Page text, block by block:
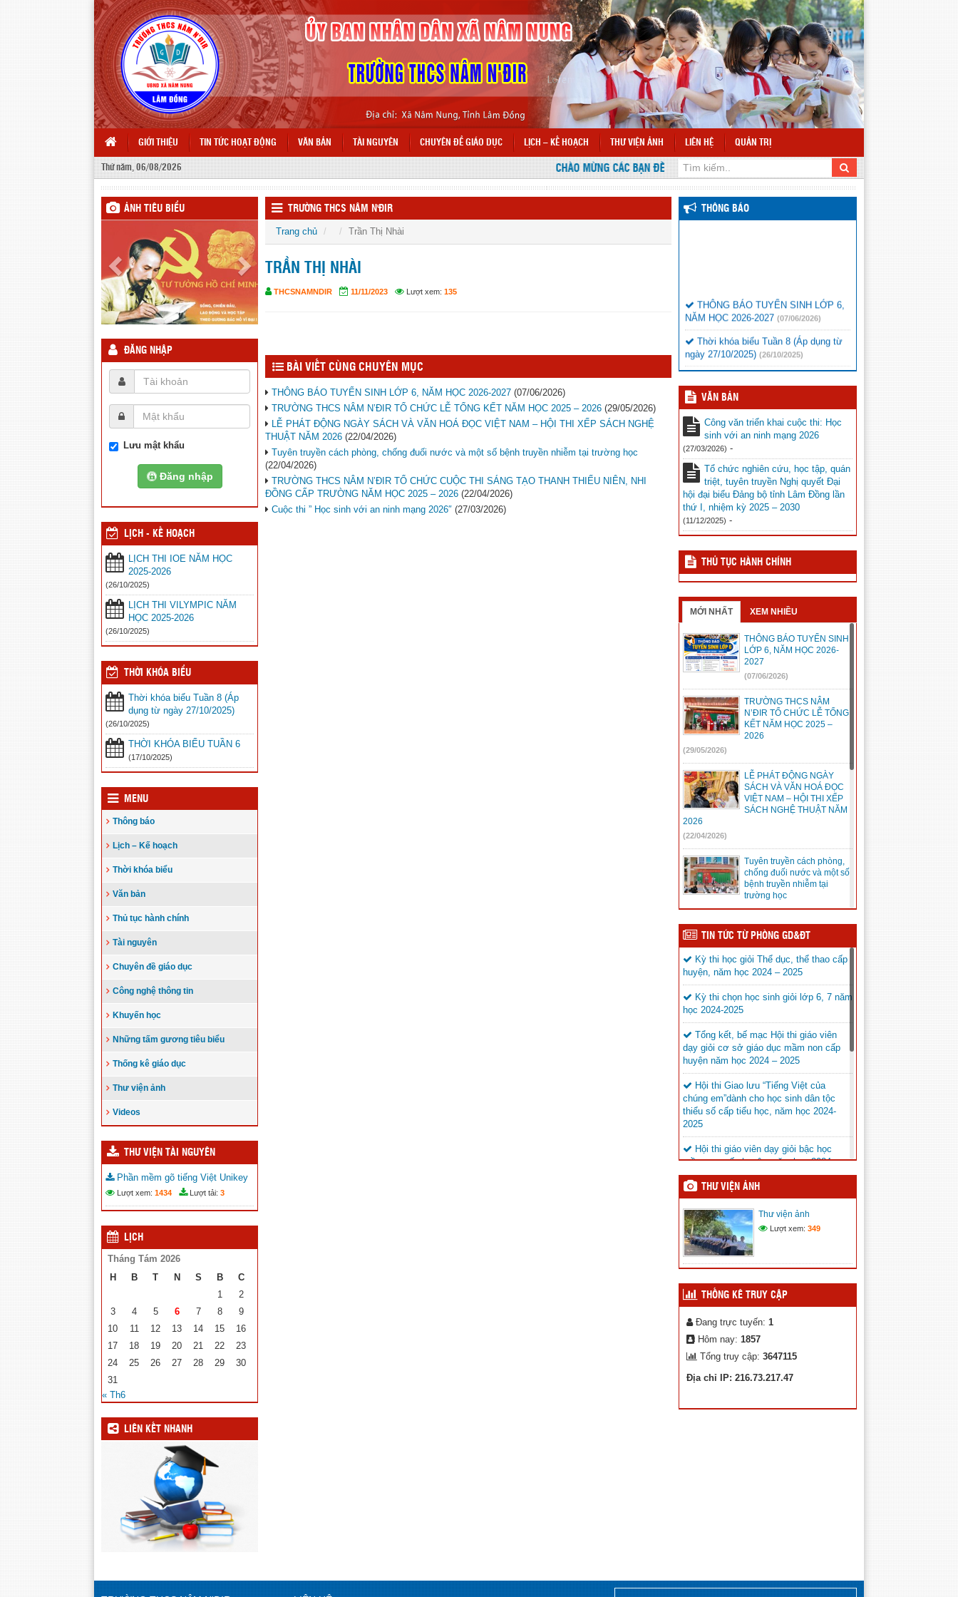
GIỚI THIỆU TIN TỨC HOẠT ĐỘNG VĂN BẢN TÀI NGUYÊN CHUYÊN ĐỀ GIÁO DỤC LỊCH – KẾ HOẠCH THƯ VIỆN ẢNH LIÊN HỆ QUẢN TRỊ
Thứ năm, 06/08/2026 CHÀO MỪNG CÁC BẠN ĐẾN VỚI WEBSITE TRƯỜNG THCS NÂM N'ĐIR
ẢNH TIÊU BIỂU
ĐĂNG NHẬP
Lưu mật khẩu
Đăng nhập
LỊCH - KẾ HOẠCH
LỊCH THI IOE NĂM HỌC
2025-2026
(26/10/2025)
LỊCH THI VILYMPIC NĂM
HỌC 2025-2026
(26/10/2025)
THỜI KHÓA BIỂU
Thời khóa biểu Tuần 8 (Áp
dụng từ ngày 27/10/2025)
(26/10/2025)
THỜI KHÓA BIỂU TUẦN 6
(17/10/2025)
MENU
Thông báo
Lịch – Kế hoạch
Thời khóa biểu
Văn bản
Thủ tục hành chính
Tài nguyên
Chuyên đề giáo dục
Công nghệ thông tin
Khuyến học
Những tấm gương tiêu biểu
Thống kê giáo dục
Thư viện ảnh
Videos
THƯ VIỆN TÀI NGUYÊN
Phần mềm gõ tiếng Việt Unikey
Lượt xem: 1434 Lượt tải: 3
LỊCH
Tháng Tám 2026
H
B T N S B
C
1
2
3
4 5 6 7 8
9
10
11 12 13 14 15
16
17
18 19 20 21 22
23
24
25 26 27 28 29
30
31
« Th6
LIÊN KẾT NHANH
TRƯỜNG THCS NÂM N'ĐIR
Trang chủ Trần Thị Nhài
TRẦN THỊ NHÀI
THCSNAMNDIR 11/11/2023 Lượt xem: 135
BÀI VIẾT CÙNG CHUYÊN MỤC
THÔNG BÁO TUYỂN SINH LỚP 6, NĂM HỌC 2026-2027 (07/06/2026)
TRƯỜNG THCS NÂM N’ĐIR TỔ CHỨC LỄ TỔNG KẾT NĂM HỌC 2025 – 2026 (29/05/2026)
LỄ PHÁT ĐỘNG NGÀY SÁCH VÀ VĂN HOÁ ĐỌC VIỆT NAM – HỘI THI XẾP SÁCH NGHỆ
THUẬT NĂM 2026 (22/04/2026)
Tuyên truyền cách phòng, chống đuối nước và một số bệnh truyền nhiễm tại trường học
(22/04/2026)
TRƯỜNG THCS NÂM N’ĐIR TỔ CHỨC CUỘC THI SÁNG TẠO THANH THIẾU NIÊN, NHI
ĐỒNG CẤP TRƯỜNG NĂM HỌC 2025 – 2026 (22/04/2026)
Cuộc thi ” Học sinh với an ninh mạng 2026″ (27/03/2026)
THÔNG BÁO
NĂM HỌC 2026-2027 (07/06/2026)
Thời khóa biểu Tuần 8 (Áp dụng từ
ngày 27/10/2025)
(26/10/2025)
VĂN BẢN
Công văn triển khai cuộc thi: Học
sinh với an ninh mạng 2026
(27/03/2026) -
Tổ chức nghiên cứu, học tập, quán
triệt, tuyên truyền Nghị quyết Đại
hội đại biểu Đảng bộ tỉnh Lâm Đồng lần
thứ I, nhiệm kỳ 2025 – 2030
(11/12/2025) -
THỦ TỤC HÀNH CHÍNH
MỚI NHẤT XEM NHIỀU
THÔNG BÁO TUYỂN SINH
LỚP 6, NĂM HỌC 2026-
2027
(07/06/2026)
TRƯỜNG THCS NÂM
N’ĐIR TỔ CHỨC LỄ TỔNG
KẾT NĂM HỌC 2025 –
2026
(29/05/2026)
LỄ PHÁT ĐỘNG NGÀY
SÁCH VÀ VĂN HOÁ ĐỌC
VIỆT NAM – HỘI THI XẾP
SÁCH NGHỆ THUẬT NĂM
2026
(22/04/2026)
Tuyên truyền cách phòng,
chống đuối nước và một số
bệnh truyền nhiễm tại
trường học
(22/04/2026)
TRƯỜNG THCS NÂM
N’ĐIR TỔ CHỨC CUỘC
THI SÁNG TẠO THANH
THIẾU NIÊN, NHI ĐỒNG
(22/04/2026)
Cuộc thi ” Học sinh với an
ninh mạng 2026″
(27/03/2026)
BÀI ĐỒNG DIỄN NGÀY HỘI
“TIẾN BƯỚC LÊN ĐOÀN”
(27/03/2026)
LÊN ĐOÀN”
(27/03/2026)
TIN TỨC TỪ PHÒNG GD&ĐT
Kỳ thi học giỏi Thể dục, thể thao cấp
huyện, năm học 2024 – 2025
Kỳ thi chọn học sinh giỏi lớp 6, 7 năm
học 2024-2025
Tổng kết, bế mạc Hội thi giáo viên
dạy giỏi cơ sở giáo dục mầm non cấp
huyện năm học 2024 – 2025
Hội thi Giao lưu “Tiếng Việt của
chúng em”dành cho học sinh dân tộc
thiểu số cấp tiểu học, năm học 2024-
2025
Hội thi giáo viên dạy giỏi bậc học
mầm non cấp huyện, năm học 2024 –
2025
PHÒNG GD&ĐT HUYỆN THAM GIA
HỘI THAO CBQL NGÀNH GIÁO DỤC
TỈNH ĐẮK NÔNG
Phòng GD&ĐT huyện phối hợp với
Ban An toàn giao thông huyện Krông Nô
An toàn giao thông cho cán bộ quản lý
và giáo viên ngành giáo dục năm 2024
Phòng Giáo dục và Đào tạo huyện
Krông Nô tham gia Hội thi giáo viên chủ
nhiệm lớp giỏi cấp tiểu học tỉnh Đăk
Nông, năm học 2024-2025
THƯ VIỆN ẢNH
Thư viện ảnh
Lượt xem: 349
THỐNG KÊ TRUY CẬP
Đang trực tuyến: 1
Hôm nay: 1857
Tổng truy cập: 3647115
Địa chỉ IP: 216.73.217.47